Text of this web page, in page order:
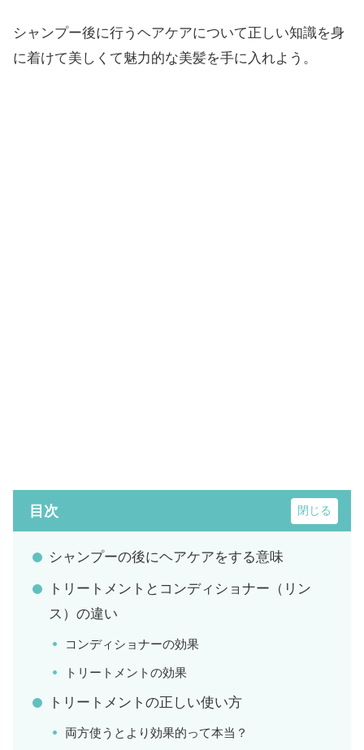
シャンプー後に行うヘアケアについて正しい知識を身
に着けて美しくて魅力的な美髪を手に入れよう。
目次
シャンプーの後にヘアケアをする意味
トリートメントとコンディショナー（リン
ス）の違い
コンディショナーの効果
トリートメントの効果
トリートメントの正しい使い方
両方使うとより効果的って本当？